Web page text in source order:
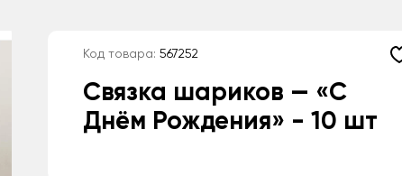
Код товара: 567252
Связка шариков — «С
Днём Рождения» - 10 шт